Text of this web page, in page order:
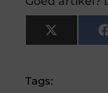
X
(Twitter)
Tags: